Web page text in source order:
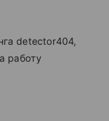
detector404,
работу